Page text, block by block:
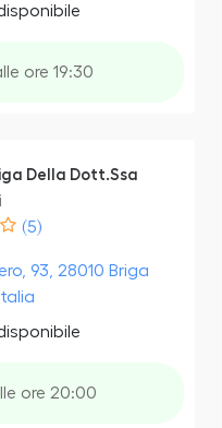
ore 19:30
Della Dott.Ssa
(5)
93, 28010 Briga
ore 20:00